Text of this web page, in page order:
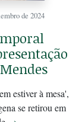
de 2024
estiver à mesa',
se retirou em